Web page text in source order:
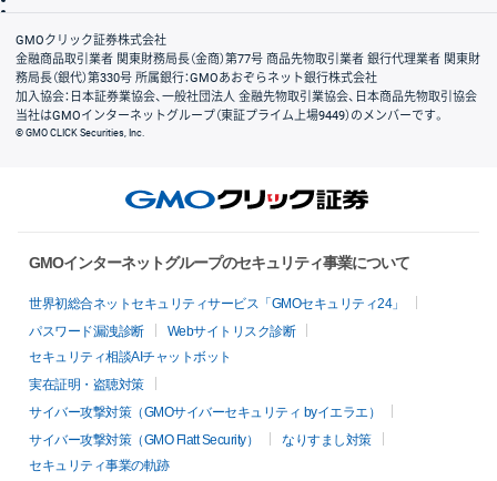
会社案内
GMOクリック証券株式会社
金融商品取引業者 関東財務局長（金商）第77号 商品先物取引業者 銀行代理業者 関東財
務局長（銀代）第330号 所属銀行：GMOあおぞらネット銀行株式会社
加入協会：日本証券業協会、一般社団法人 金融先物取引業協会、日本商品先物取引協会
当社はGMOインターネットグループ（東証プライム上場9449）のメンバーです。
© GMO CLICK Securities, Inc.
GMOインターネットグループのセキュリティ事業について
世界初総合ネットセキュリティサービス「GMOセキュリティ24」
パスワード漏洩診断
Webサイトリスク診断
セキュリティ相談AIチャットボット
実在証明・盗聴対策
サイバー攻撃対策（GMOサイバーセキュリティ byイエラエ）
サイバー攻撃対策（GMO Flatt Security）
なりすまし対策
セキュリティ事業の軌跡